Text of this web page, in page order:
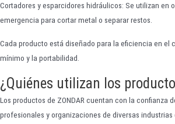
Cortadores y esparcidores hidráulicos: Se utilizan en
emergencia para cortar metal o separar restos.
Cada producto está diseñado para la eficiencia en el
mínimo y la portabilidad.
¿Quiénes utilizan los
Los productos de ZONDAR cuentan con la confianza
profesionales y organizaciones de diversas industrias